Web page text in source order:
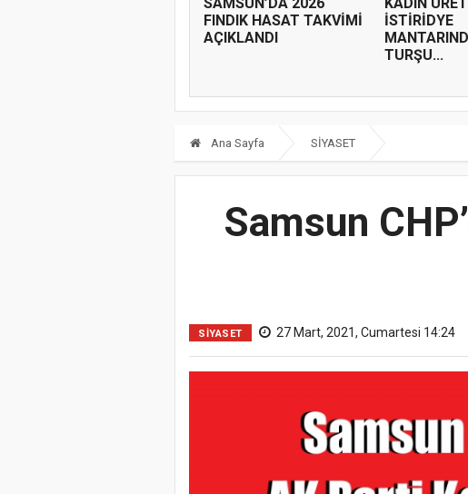
FINDIK HASAT TAKVİMİ
AÇIKLANDI
İSTİRİDYE
TURŞU...
Ana Sayfa SİYASET
Samsun
SİYASET 27 Mart, 2021, Cumartesi 14:24